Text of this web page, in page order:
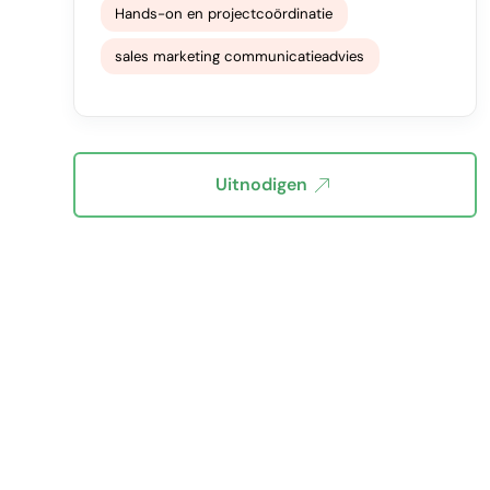
Hands-on en projectcoördinatie
sales marketing communicatieadvies
Uitnodigen